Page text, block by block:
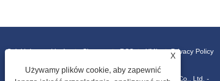
Spinki do mankietów|Sitemap|RSS|XML|Privacy Policy
Copyright © 2022 Hebei Shouke Yuantuo Technology Co., Ltd. -
X
Używamy plików cookie, aby zapewnić